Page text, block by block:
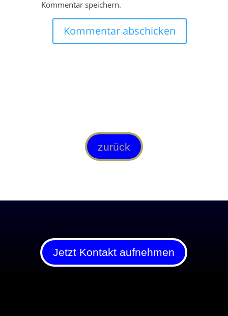
Kommentar speichern.
Kommentar abschicken
zurück
Jetzt Kontakt aufnehmen